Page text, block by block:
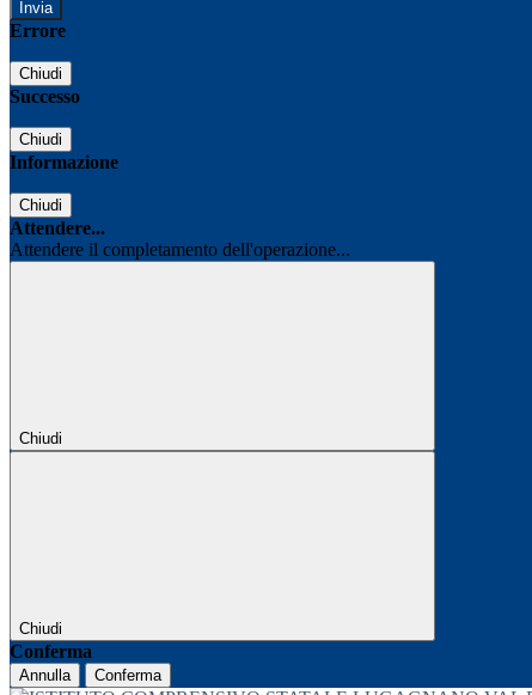
Errore
Chiudi
Successo
Chiudi
Informazione
Chiudi
Attendere...
Attendere il completamento dell'operazione...
Chiudi
Chiudi
Conferma
Annulla Conferma